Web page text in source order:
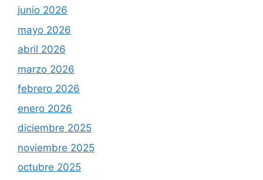
junio 2026
mayo 2026
abril 2026
marzo 2026
febrero 2026
enero 2026
diciembre 2025
noviembre 2025
octubre 2025